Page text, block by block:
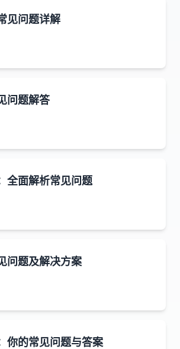
见问题详解
问题解答
全面解析常见问题
问题及解决方案
你的常见问题与答案